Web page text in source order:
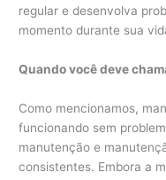
regular e desenvolva
momento durante sua
Quando você deve
Como mencionamos,
funcionando sem
manutenção e
consistentes. Embora a